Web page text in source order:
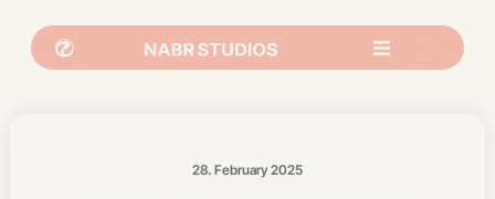
28. February 2025